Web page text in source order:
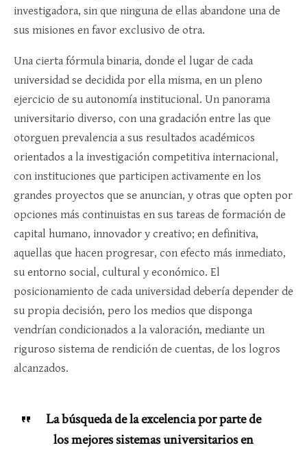
investigadora, sin que ninguna de ellas abandone una de
sus misiones en favor exclusivo de otra.
Una cierta fórmula binaria, donde el lugar de cada
universidad se decidida por ella misma, en un pleno
ejercicio de su autonomía institucional. Un panorama
universitario diverso, con una gradación entre las que
otorguen prevalencia a sus resultados académicos
orientados a la investigación competitiva internacional,
con instituciones que participen activamente en los
grandes proyectos que se anuncian, y otras que opten por
opciones más continuistas en sus tareas de formación de
capital humano, innovador y creativo; en definitiva,
aquellas que hacen progresar, con efecto más inmediato,
su entorno social, cultural y económico. El
posicionamiento de cada universidad debería depender de
su propia decisión, pero los medios que disponga
vendrían condicionados a la valoración, mediante un
riguroso sistema de rendición de cuentas, de los logros
alcanzados.
La búsqueda de la excelencia por parte de
los mejores sistemas universitarios en